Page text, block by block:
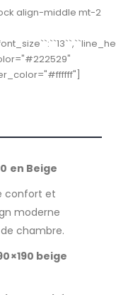
align-middle mt-2
en Beige
confort et
moderne
chambre.
beige